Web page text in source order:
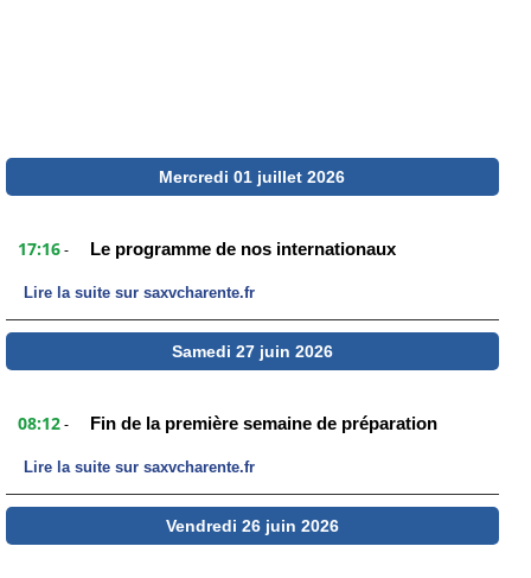
Mercredi 01 juillet 2026
17:16 - Le programme de nos internationaux
Lire la suite sur saxvcharente.fr
Samedi 27 juin 2026
08:12 - Fin de la première semaine de préparation
Lire la suite sur saxvcharente.fr
Vendredi 26 juin 2026